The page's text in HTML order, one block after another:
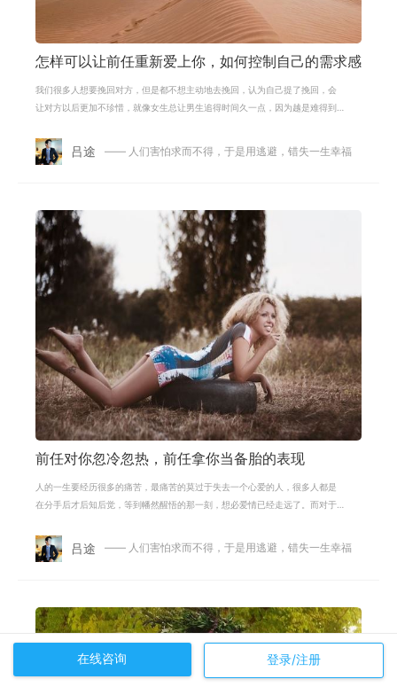
怎样可以让前任重新爱上你，如何控制自己的需求感
我们很多人想要挽回对方，但是都不想主动地去挽回，认为自己提了挽回，会
让对方以后更加不珍惜，就像女生总让男生追得时间久一点，因为越是难得到
吕途 —— 人们害怕求而不得，于是用逃避，错失一生幸福
前任对你忽冷忽热，前任拿你当备胎的表现
人的一生要经历很多的痛苦，最痛苦的莫过于失去一个心爱的人，很多人都是
在分手后才后知后觉，等到幡然醒悟的那一刻，想必爱情已经走远了。而对于
吕途 —— 人们害怕求而不得，于是用逃避，错失一生幸福
在线咨询 登录/注册